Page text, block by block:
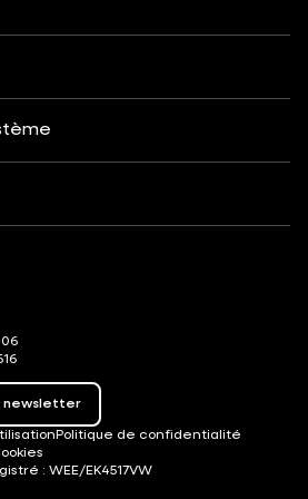
Politique de confidentialité
: WEE/EK4517VW
newsletter